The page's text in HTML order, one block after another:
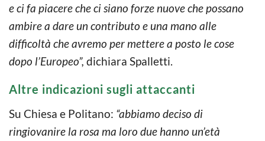
e ci fa piacere che ci siano forze nuove che possano
ambire a dare un contributo e una mano alle
difficoltà che avremo per mettere a posto le cose
dopo l’Europeo”, dichiara Spalletti.
Altre indicazioni sugli attaccanti
Su Chiesa e Politano: “abbiamo deciso di
ringiovanire la rosa ma loro due hanno un’età